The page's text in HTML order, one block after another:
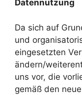
Datennutzung
Da sich auf
und
eingesetzten
ändern/
uns vor, die
gemäß den